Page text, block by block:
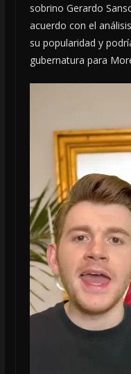
sobrino Gerardo
acuerdo con el
su popularidad y
gubernatura para